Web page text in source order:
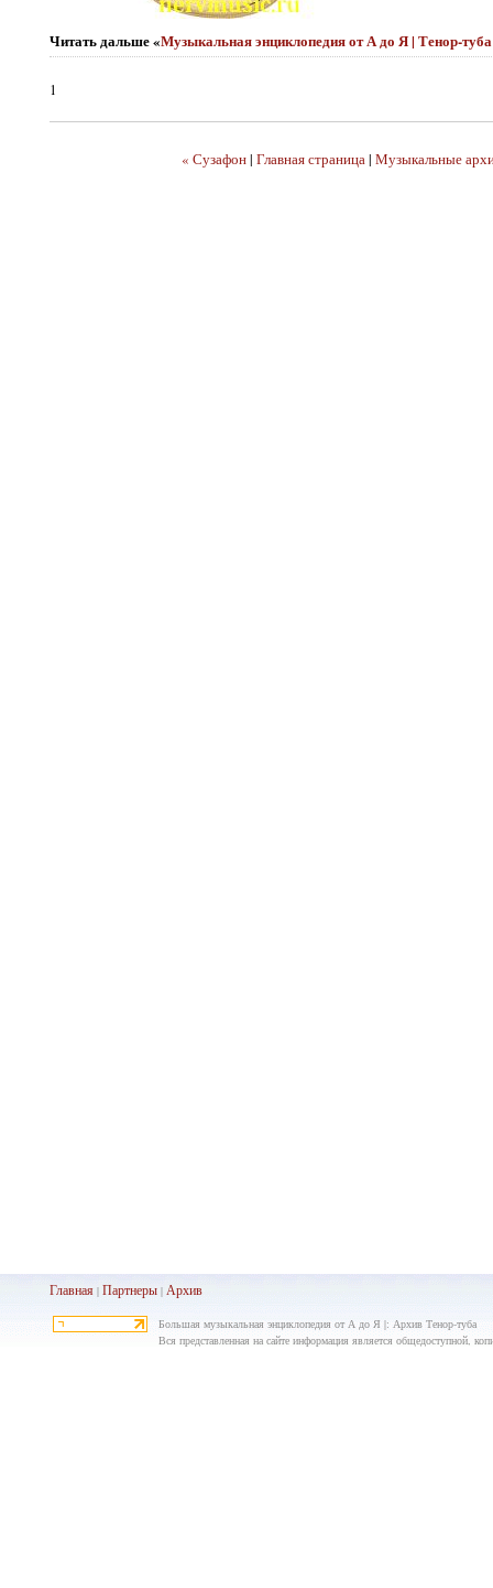
Читать дальше «Музыкальная энциклопедия от А до Я | Тенор-
1
« Сузафон| Главная страница| Музыкальные
Главная| Партнеры| Архив
Большая музыкальная энциклопедия от А до Я |: Архив Тенор-туба
Вся представленная на сайте информация является общедоступной,